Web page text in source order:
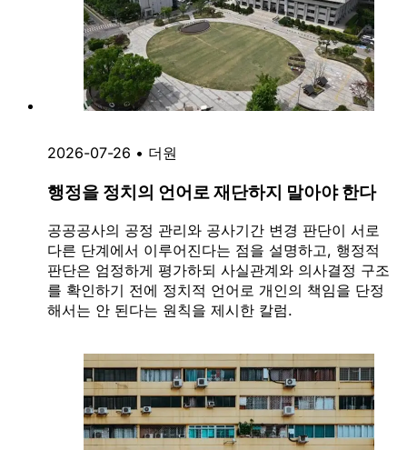
2026-07-26 • 더원
행정을 정치의 언어로 재단하지 말아야 한다
공공공사의 공정 관리와 공사기간 변경 판단이 서로
다른 단계에서 이루어진다는 점을 설명하고, 행정적
판단은 엄정하게 평가하되 사실관계와 의사결정 구조
를 확인하기 전에 정치적 언어로 개인의 책임을 단정
해서는 안 된다는 원칙을 제시한 칼럼.